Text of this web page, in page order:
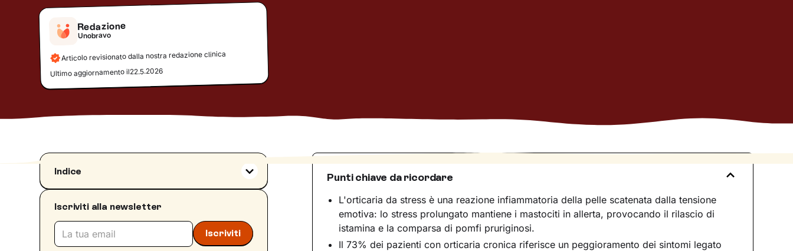
Redazione
Unobravo
Articolo revisionato dalla nostra redazione clinica
Ultimo aggiornamento il22.5.2026
Indice
Che cos'è l'orticaria da stress
Perché lo stress fa venire l'orticaria
Come si riconosce l’orticaria da stress:
sintomi e segnali
Iscriviti alla newsletter
Punti chiave da ricordare
L'orticaria da stress è una reazione infiammatoria della pelle scatenata dalla tensione
emotiva: lo stress prolungato mantiene i mastociti in allerta, provocando il rilascio di
istamina e la comparsa di pomfi pruriginosi.
Il 73% dei pazienti con orticaria cronica riferisce un peggioramento dei sintomi legato